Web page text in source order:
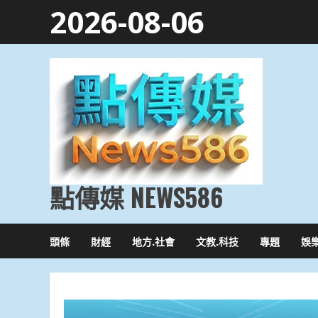
2026-08-06
點傳媒 NEWS586
頭條 財經 地方.社會 文教.科技 專題 娛